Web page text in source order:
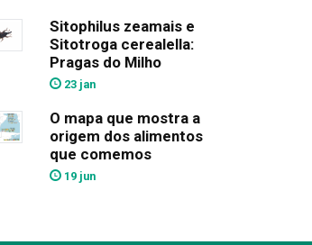
Sitophilus zeamais e
Sitotroga cerealella:
Pragas do Milho
23 jan
O mapa que mostra a
origem dos alimentos
que comemos
19 jun